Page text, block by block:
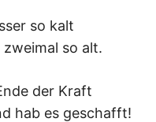
so kalt
so alt.
der Kraft
hab es geschafft!